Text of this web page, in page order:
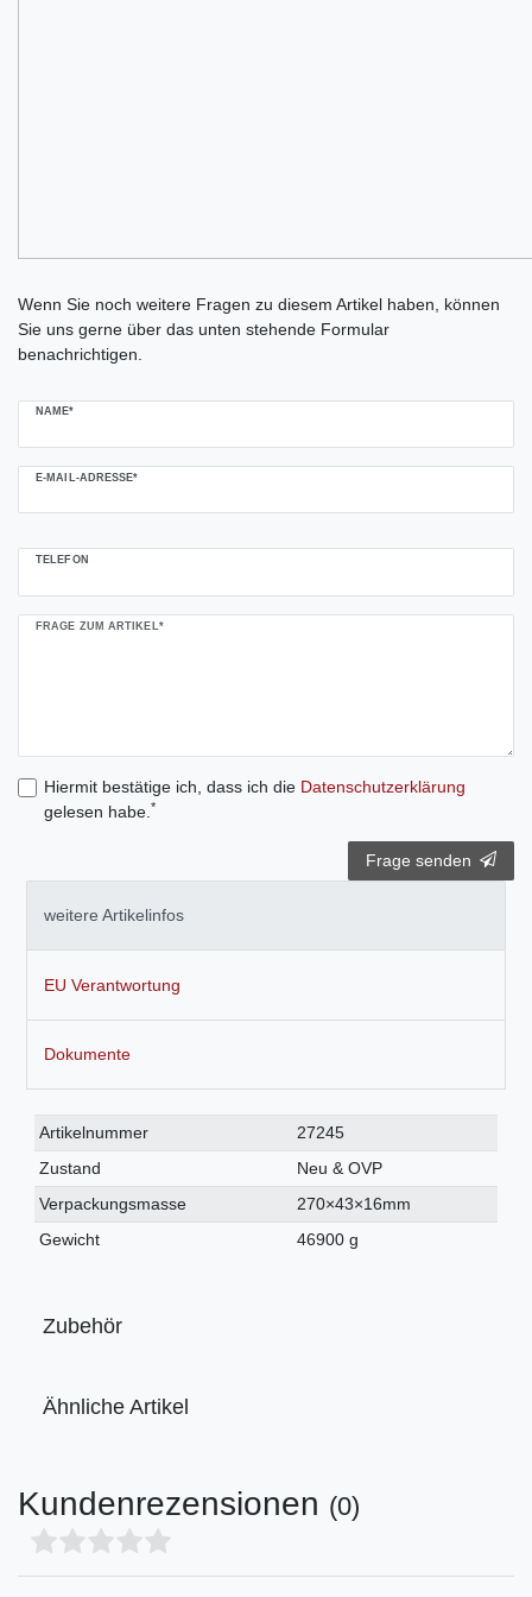
Wenn Sie noch weitere Fragen zu diesem Artikel haben, können
Sie uns gerne über das unten stehende Formular
benachrichtigen.
NAME*
E-MAIL-ADRESSE*
TELEFON
FRAGE ZUM ARTIKEL*
Hiermit bestätige ich, dass ich die Daten­schutz­erklärung
gelesen habe. *
Frage senden
weitere Artikelinfos
EU Verantwortung
Dokumente
Technisches
Merkmal
Wert
Artikelnummer
27245
Zustand
Neu & OVP
Verpackungsmasse
270×43×16mm
Gewicht
46900 g
Zubehör
Ähnliche Artikel
Kundenrezensionen (0)